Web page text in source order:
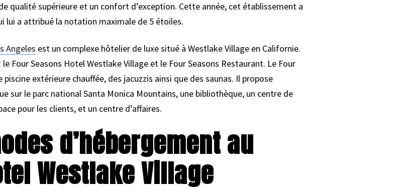
qualité supérieure et un confort d’exception. Cette année, cet établissement a
lui a attribué la notation maximale de 5 étoiles.
Angeles est un complexe hôtelier de luxe situé à Westlake Village en Californie.
Four Seasons Hotel Westlake Village et le Four Seasons Restaurant. Le Four
extérieure chauffée, des jacuzzis ainsi que des saunas. Il propose
sur le parc national Santa Monica Mountains, une bibliothèque, un centre de
pour les clients, et un centre d’affaires.
d’hébergement au
Westlake Village